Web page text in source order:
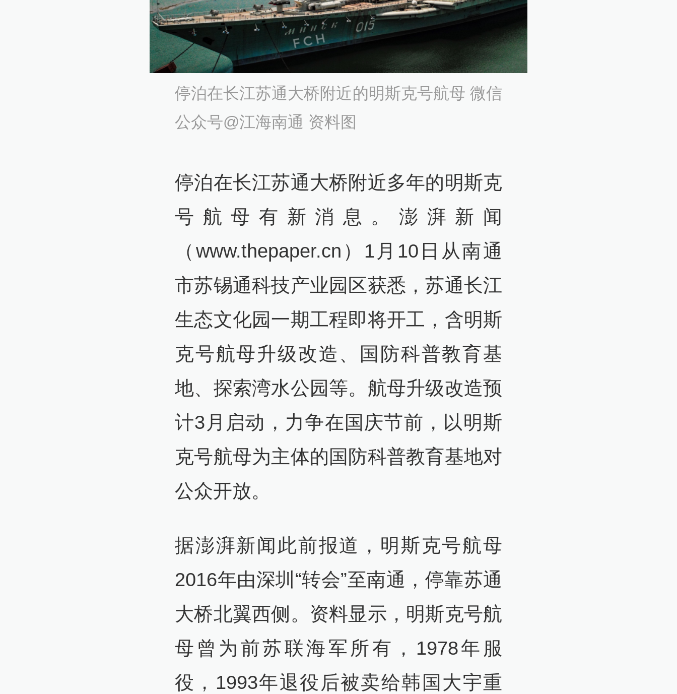
停泊在长江苏通大桥附近的明斯克号航母 微信
公众号@江海南通 资料图
停泊在长江苏通大桥附近多年的明斯克
号航母有新消息。澎湃新闻
（www.thepaper.cn）1月10日从南通
市苏锡通科技产业园区获悉，苏通长江
生态文化园一期工程即将开工，含明斯
克号航母升级改造、国防科普教育基
地、探索湾水公园等。航母升级改造预
计3月启动，力争在国庆节前，以明斯
克号航母为主体的国防科普教育基地对
公众开放。
据澎湃新闻此前报道，明斯克号航母
2016年由深圳“转会”至南通，停靠苏通
大桥北翼西侧。资料显示，明斯克号航
母曾为前苏联海军所有，1978年服
役，1993年退役后被卖给韩国大宇重